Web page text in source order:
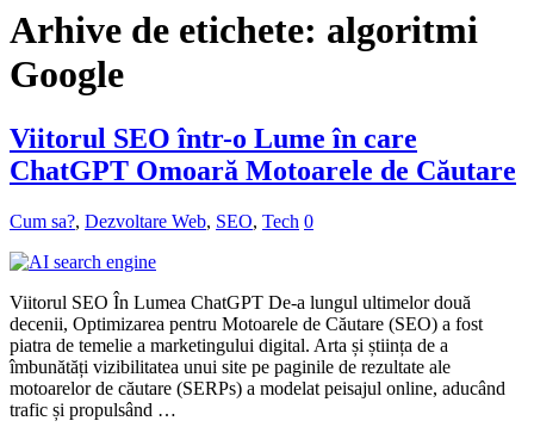
Arhive de etichete: algoritmi
Google
Viitorul SEO într-o Lume în care
ChatGPT Omoară Motoarele de Căutare
Cum sa?, Dezvoltare Web, SEO, Tech 0
Viitorul SEO În Lumea ChatGPT De-a lungul ultimelor două
decenii, Optimizarea pentru Motoarele de Căutare (SEO) a fost
piatra de temelie a marketingului digital. Arta și știința de a
îmbunătăți vizibilitatea unui site pe paginile de rezultate ale
motoarelor de căutare (SERPs) a modelat peisajul online, aducând
trafic și propulsând …